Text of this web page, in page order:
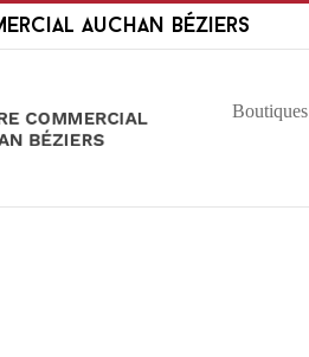
Auchan Béziers
Boutiques